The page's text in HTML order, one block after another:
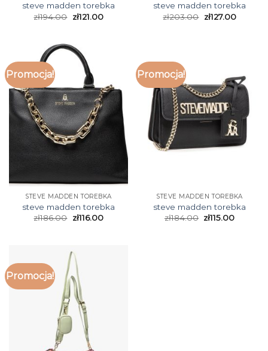
steve madden torebka
zł194.00 zł121.00
steve madden torebka
zł203.00 zł127.00
Promocja!
STEVE MADDEN TOREBKA
steve madden torebka
zł186.00 zł116.00
Promocja!
STEVE MADDEN TOREBKA
steve madden torebka
zł184.00 zł115.00
Promocja!